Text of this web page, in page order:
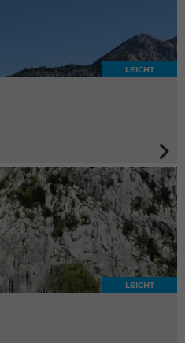
LEICHT
LEICHT